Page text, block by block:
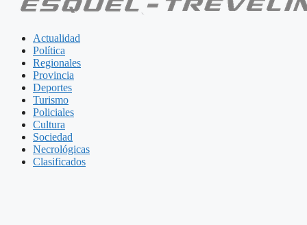
Actualidad
Política
Regionales
Provincia
Deportes
Turismo
Policiales
Cultura
Sociedad
Necrológicas
Clasificados